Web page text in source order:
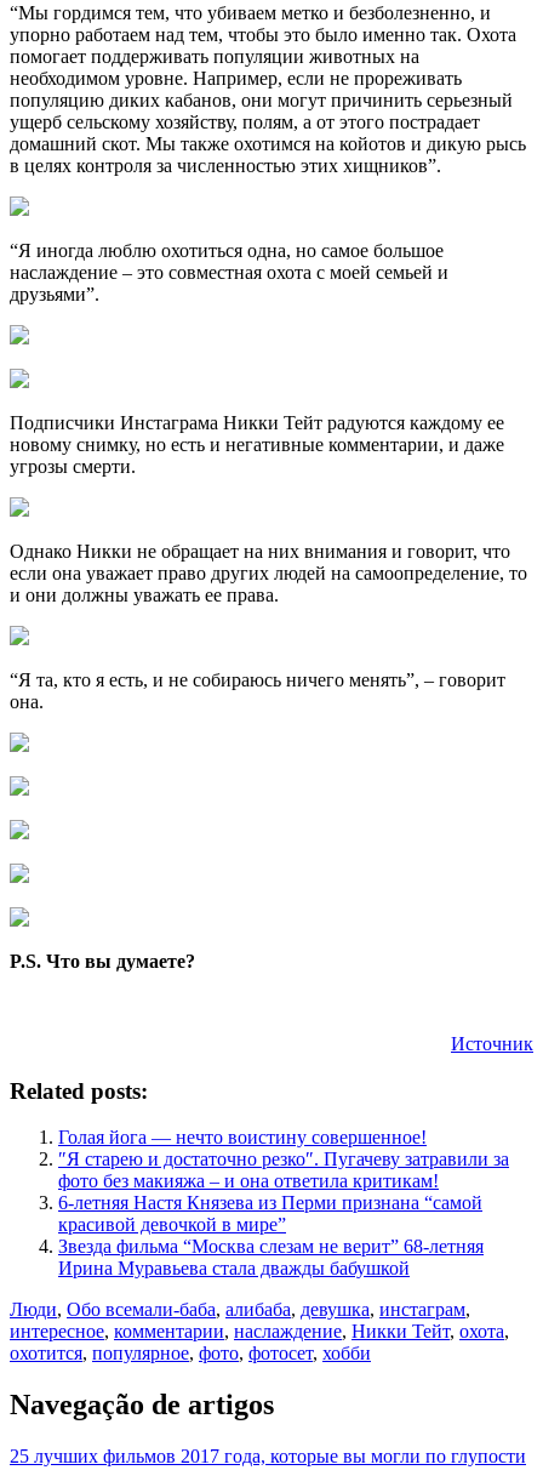
“Мы гордимся тем, что убиваем метко и безболезненно, и
упорно работаем над тем, чтобы это было именно так. Охота
помогает поддерживать популяции животных на
необходимом уровне. Например, если не прореживать
популяцию диких кабанов, они могут причинить серьезный
ущерб сельскому хозяйству, полям, а от этого пострадает
домашний скот. Мы также охотимся на койотов и дикую рысь
в целях контроля за численностью этих хищников”.
“Я иногда люблю охотиться одна, но самое большое
наслаждение – это совместная охота с моей семьей и
друзьями”.
Подписчики Инстаграма Никки Тейт радуются каждому ее
новому снимку, но есть и негативные комментарии, и даже
угрозы смерти.
Однако Никки не обращает на них внимания и говорит, что
если она уважает право других людей на самоопределение, то
и они должны уважать ее права.
“Я та, кто я есть, и не собираюсь ничего менять”, – говорит
она.
P.S. Что вы думаете?
Источник
Related posts:
Голая йога — нечто воистину совершенное!
″Я старею и достаточно резко″. Пугачеву затравили за
фото без макияжа – и она ответила критикам!
6-летняя Настя Князева из Перми признана “самой
красивой девочкой в мире”
Звезда фильма “Москва слезам не верит” 68-летняя
Ирина Муравьева стала дважды бабушкой
Люди, Обо всемали-баба, алибаба, девушка, инстаграм,
интересное, комментарии, наслаждение, Никки Тейт, охота,
охотится, популярное, фото, фотосет, хобби
Navegação de artigos
25 лучших фильмов 2017 года, которые вы могли по глупости